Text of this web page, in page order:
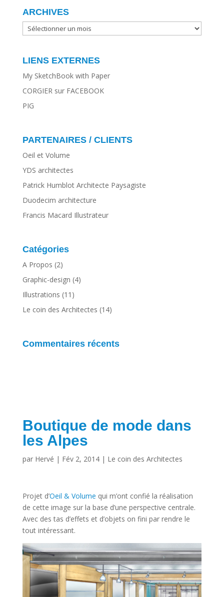
ARCHIVES
ARCHIVES
LIENS EXTERNES
My SketchBook with Paper
CORGIER sur FACEBOOK
PIG
PARTENAIRES / CLIENTS
Oeil et Volume
YDS architectes
Patrick Humblot Architecte Paysagiste
Duodecim architecture
Francis Macard Illustrateur
Catégories
A Propos (2)
Graphic-design (4)
Illustrations (11)
Le coin des Architectes (14)
Commentaires récents
Boutique de mode dans
les Alpes
par Hervé | Fév 2, 2014| Le coin des Architectes
Projet d’Oeil & Volume qui m’ont confié la réalisation
de cette image sur la base d’une perspective centrale.
Avec des tas d’effets et d’objets on fini par rendre le
tout intéressant.